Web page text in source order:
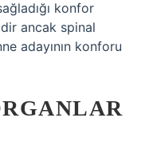
konfor
ancak spinal
adayının konforu